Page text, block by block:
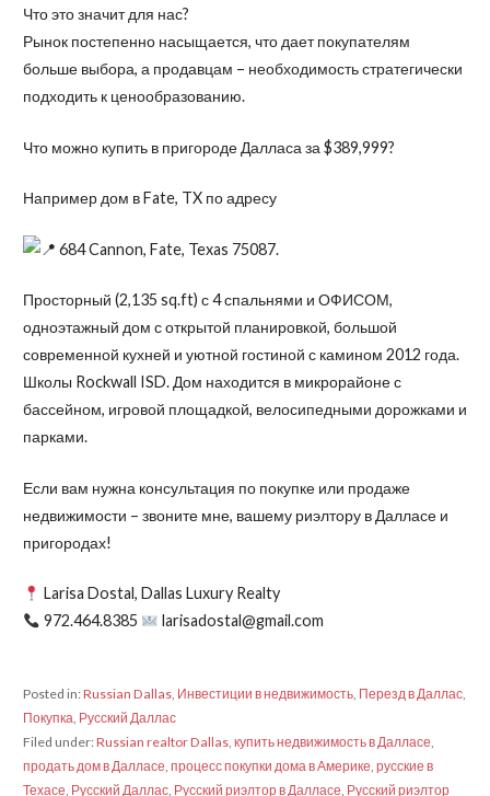
Что это значит для нас?
Рынок постепенно насыщается, что дает покупателям
больше выбора, а продавцам – необходимость стратегически
подходить к ценообразованию.
Что можно купить в пригороде Далласа за $389,999?
Например дом в Fate, TX по адресу
684 Cannon, Fate, Texas 75087.
Просторный (2,135 sq.ft) с 4 спальнями и ОФИСОМ,
одноэтажный дом с открытой планировкой, большой
современной кухней и уютной гостиной с камином 2012 года.
Школы Rockwall ISD. Дом находится в микрорайоне с
бассейном, игровой площадкой, велосипедными дорожками и
парками.
Если вам нужна консультация по покупке или продаже
недвижимости – звоните мне, вашему риэлтору в Далласе и
пригородах!
Larisa Dostal, Dallas Luxury Realty
972.464.8385
larisadostal@gmail.com
Posted in:Russian Dallas, Инвестиции в недвижимость, Перезд в Даллас,
Покупка Русский Даллас
Filed under:Russian realtor Dallas, купить недвижимость в Далласе
продать дом в Далласе процесс покупки дома в Америке русские в
Техасе Русский Даллас, Русский риэлтор в Далласе Русский риэлтор